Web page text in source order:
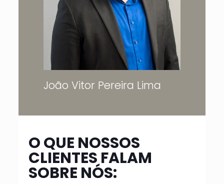
João Vitor Pereira Lima
O QUE NOSSOS
CLIENTES FALAM
SOBRE NÓS: